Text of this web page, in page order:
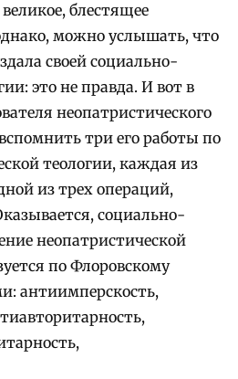
блестящее
можно услышать, что
своей социально-
это не правда. И вот в
неопатристического
три его работы по
теологии, каждая из
из трех операций,
социально-
неопатристической
по Флоровскому
антиимперскость,